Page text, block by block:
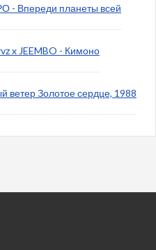
- Впереди планеты всей
x JEEMBO - Кимоно
Золотое сердце, 1988